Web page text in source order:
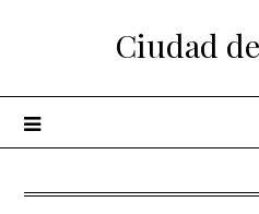
Ciudad